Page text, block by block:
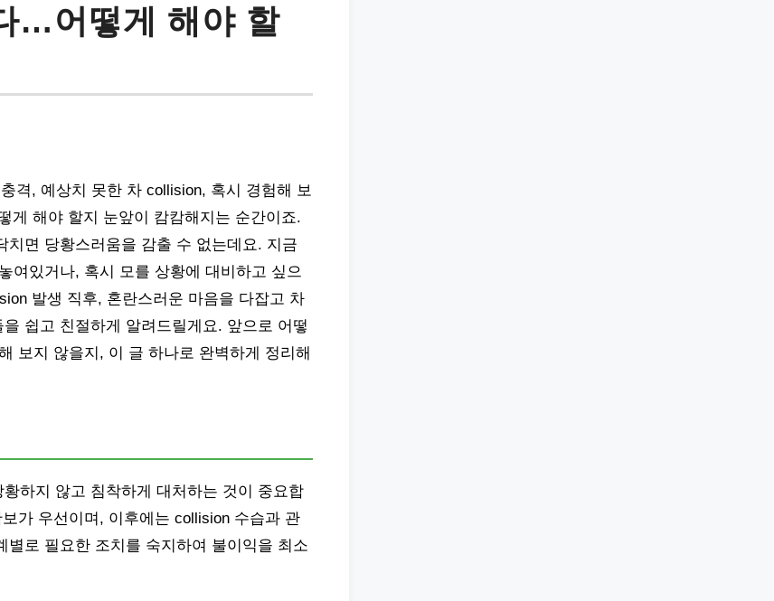
…어떻게 해야 할
격, 예상치 못한 차 collision, 혹시 경험해 보
게 해야 할지 눈앞이 캄캄해지는 순간이죠.
면 당황스러움을 감출 수 없는데요. 지금
여있거나, 혹시 모를 상황에 대비하고 싶으
발생 직후, 혼란스러운 마음을 다잡고 차
쉽고 친절하게 알려드릴게요. 앞으로 어떻
보지 않을지, 이 글 하나로 완벽하게 정리해
황하지 않고 침착하게 대처하는 것이 중요합
가 우선이며, 이후에는 collision 수습과 관
로 필요한 조치를 숙지하여 불이익을 최소